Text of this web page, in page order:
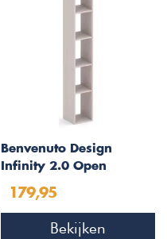
Benvenuto Design
Infinity 2.0 Open
179,95
Bekijken